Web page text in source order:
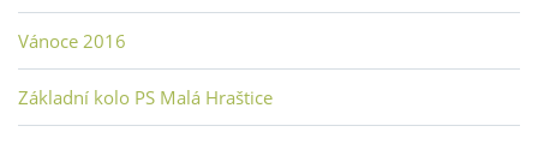
Vánoce 2016
Základní kolo PS Malá Hraštice